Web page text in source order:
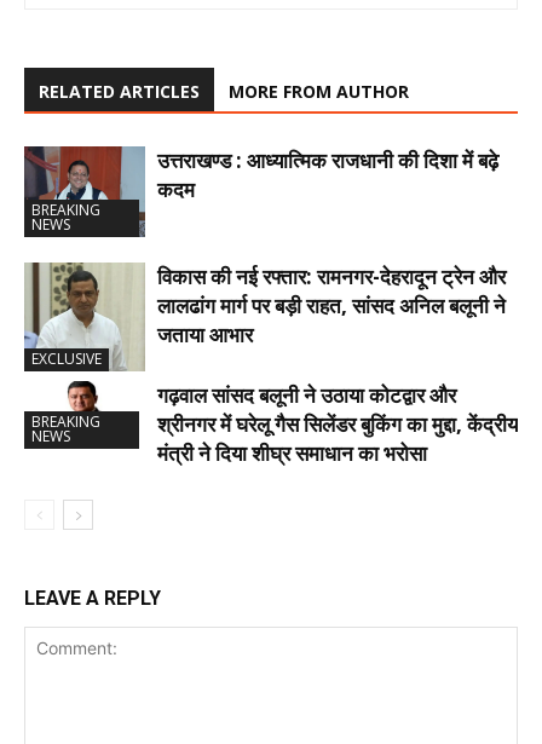
RELATED ARTICLES MORE FROM AUTHOR
BREAKING
NEWS
उत्तराखण्ड : आध्यात्मिक राजधानी की दिशा में बढ़े
कदम
EXCLUSIVE
विकास की नई रफ्तार: रामनगर-देहरादून ट्रेन और
लालढांग मार्ग पर बड़ी राहत, सांसद अनिल बलूनी ने
जताया आभार
BREAKING
NEWS
गढ़वाल सांसद बलूनी ने उठाया कोटद्वार और
श्रीनगर में घरेलू गैस सिलेंडर बुकिंग का मुद्दा, केंद्रीय
मंत्री ने दिया शीघ्र समाधान का भरोसा
LEAVE A REPLY